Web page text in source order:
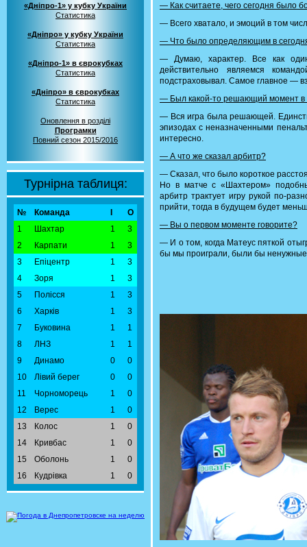
«Дніпро-1» у кубку України
Статистика
«Дніпро» у кубку України
Статистика
«Дніпро-1» в єврокубках
Статистика
«Дніпро» в єврокубках
Статистика
Оновлення в розділі
Програмки
Повний сезон 2015/2016
Турнірна таблиця:
№ Команда
О
1
Шахтар 1
3
2
Карпати 1
3
3
Епіцентр 1
3
4
Зоря 1
3
5
Полісся 1
3
6
Харків 1
3
7
Буковина 1
1
8
ЛНЗ 1
1
9
Динамо 0
0
10
Лівий берег 0
0
11
Чорноморець 1
0
12
Верес 1
0
13
Колос 1
0
14
Кривбас 1
0
15
Оболонь 1
0
16
Кудрівка 1 0
— Как считаете, чего сегодня было
— Всего хватало, и эмоций в том
— Что было определяющим в
— Думаю, характер. Все как
действительно являемся
подстраховывал. Самое главное —
— Был какой-то решающий момент в
— Вся игра была решающей.
эпизодах с неназначенными
интересно.
— А что же сказал арбитр?
— Сказал, что было короткое
Но в матче с «Шахтером»
арбитр трактует игру рукой по-
прийти, тогда в будущем будет
— Вы о первом моменте говорите?
— И о том, когда Матеус пяткой
бы мы проиграли, были бы ненужные